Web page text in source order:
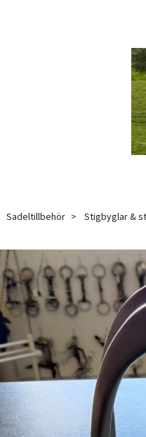
Sadeltillbehör Stigbyglar &